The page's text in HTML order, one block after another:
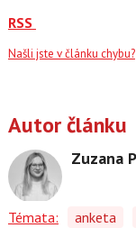
RSS
Našli jste v článku chybu?
Autor článku
Zuzana
Témata: anketa